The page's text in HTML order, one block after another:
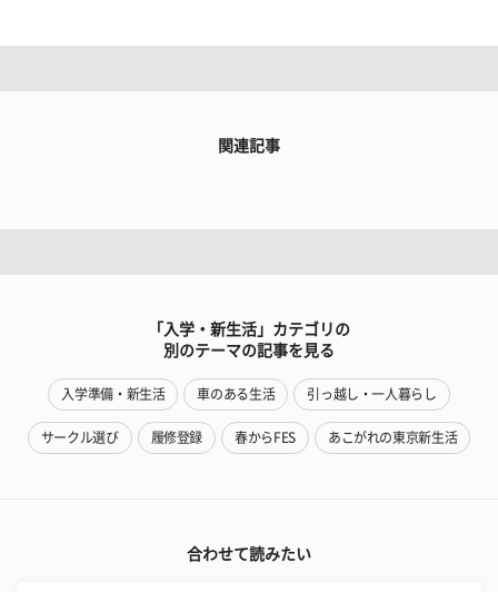
関連記事
「入学・新生活」カテゴリの
別のテーマの記事を見る
入学準備・新生活 車のある生活 引っ越し・一人暮らし
サークル選び 履修登録 春からFES あこがれの東京新生活
合わせて読みたい